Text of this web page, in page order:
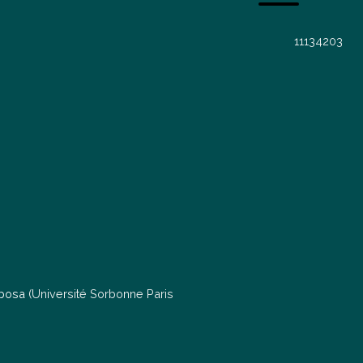
(Université Sorbonne Paris
11134203